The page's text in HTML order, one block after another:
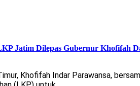
Jatim Dilepas Gubernur Khofifah
Khofifah Indar Parawansa,